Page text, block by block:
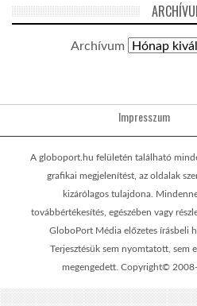
Archívum
Impresszum
A globoport.hu felületén található
grafikai megjelenítést, az oldalak
kizárólagos tulajdona.
továbbértékesítés, egészében vagy
GloboPort Média előzetes írásbeli
Terjesztésük sem nyomtatott, sem
megengedett. Copyright©